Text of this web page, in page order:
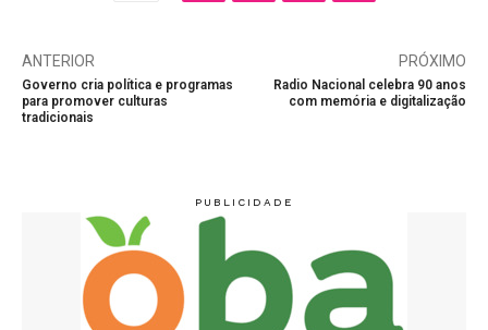
ANTERIOR
Governo cria política e programas
para promover culturas
tradicionais
PRÓXIMO
Radio Nacional celebra 90 anos
com memória e digitalização